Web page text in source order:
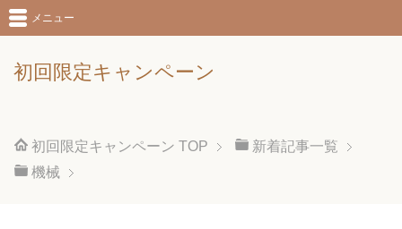
初回限定キャンペーン
メニュー
初回限定キャンペーン TOP
新着記事一覧
機械